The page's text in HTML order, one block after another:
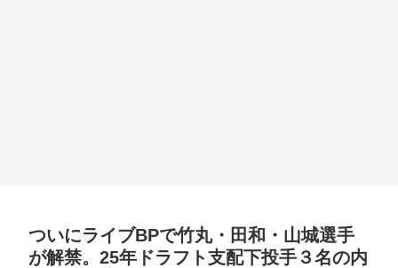
ついにライブBPで竹丸・田和・山城選手
が解禁。25年ドラフト支配下投手３名の内